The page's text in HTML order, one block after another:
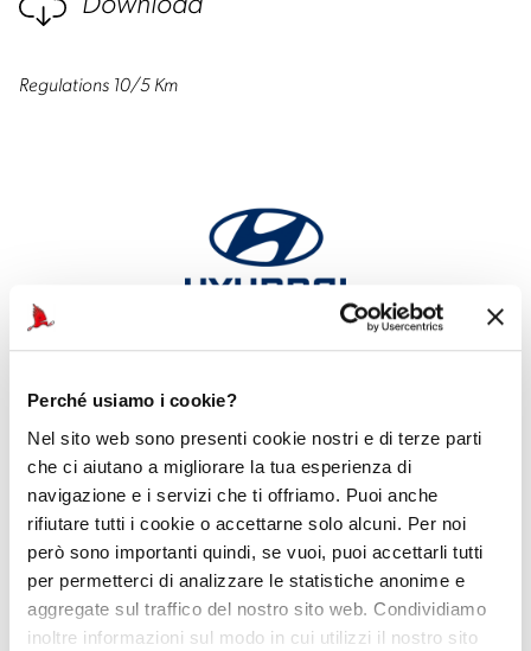
Perché usiamo i cookie?
Nel sito web sono presenti cookie nostri e di terze parti
che ci aiutano a migliorare la tua esperienza di
navigazione e i servizi che ti offriamo. Puoi anche
rifiutare tutti i cookie o accettarne solo alcuni. Per noi
però sono importanti quindi, se vuoi, puoi accettarli tutti
per permetterci di analizzare le statistiche anonime e
aggregate sul traffico del nostro sito web. Condividiamo
inoltre informazioni sul modo in cui utilizzi il nostro sito
Regulations 10/5 Km